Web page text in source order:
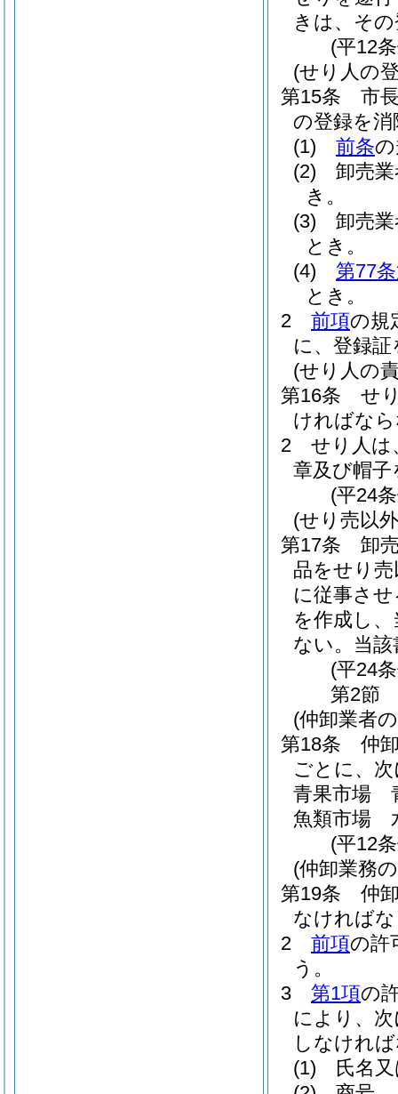
きは、そ
(平12
(せり人の
第15条
市
の登録を
(1)
前条
(2)
卸売
き。
(3)
卸売
とき。
(4)
第77
とき。
2
前項の規
に、登録
(せり人の
第16条
せ
ければな
2
せり人は
章及び帽
(平24
(せり売以
第17条
卸
品をせり
に従事さ
を作成し
ない。 当
(平24
第2節
(仲卸業者
第18条
仲
ごとに、
青果市場
魚類市場
(平12
(仲卸業務
第19条
仲
なければ
2
前項の許
う。
3
第1項の
により、
しなけれ
(1)
氏名